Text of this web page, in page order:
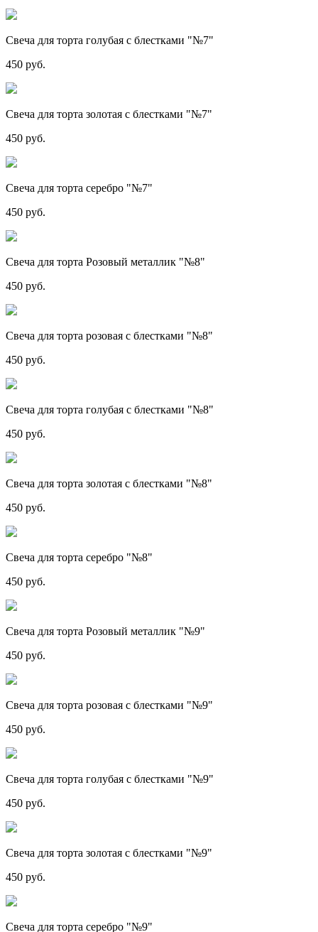
Свеча для торта голубая с блестками "№7"
450 руб.
Свеча для торта золотая с блестками "№7"
450 руб.
Свеча для торта серебро "№7"
450 руб.
Свеча для торта Розовый металлик "№8"
450 руб.
Свеча для торта розовая с блестками "№8"
450 руб.
Свеча для торта голубая с блестками "№8"
450 руб.
Свеча для торта золотая с блестками "№8"
450 руб.
Свеча для торта серебро "№8"
450 руб.
Свеча для торта Розовый металлик "№9"
450 руб.
Свеча для торта розовая с блестками "№9"
450 руб.
Свеча для торта голубая с блестками "№9"
450 руб.
Свеча для торта золотая с блестками "№9"
450 руб.
Свеча для торта серебро "№9"